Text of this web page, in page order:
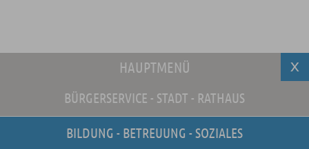
HAUPTMENÜ
BÜRGERSERVICE - STADT - RATHAUS
BILDUNG - BETREUUNG - SOZIALES
Unsere Stellenangebote
Online-Terminvereinbarung